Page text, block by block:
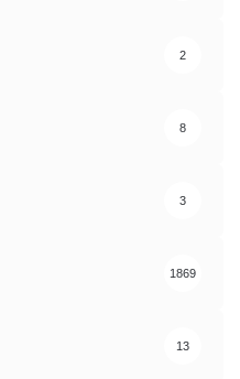
2
8
3
1869
13